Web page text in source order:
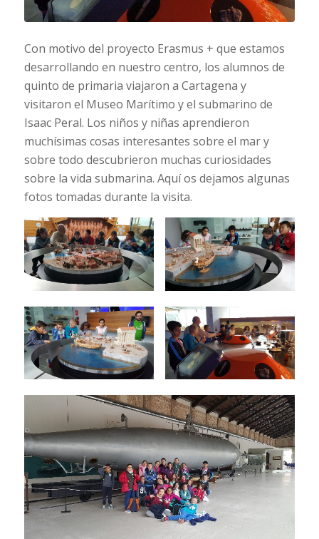
Con motivo del proyecto Erasmus + que estamos
desarrollando en nuestro centro, los alumnos de
quinto de primaria viajaron a Cartagena y
visitaron el Museo Marítimo y el submarino de
Isaac Peral. Los niños y niñas aprendieron
muchísimas cosas interesantes sobre el mar y
sobre todo descubrieron muchas curiosidades
sobre la vida submarina. Aquí os dejamos algunas
fotos tomadas durante la visita.